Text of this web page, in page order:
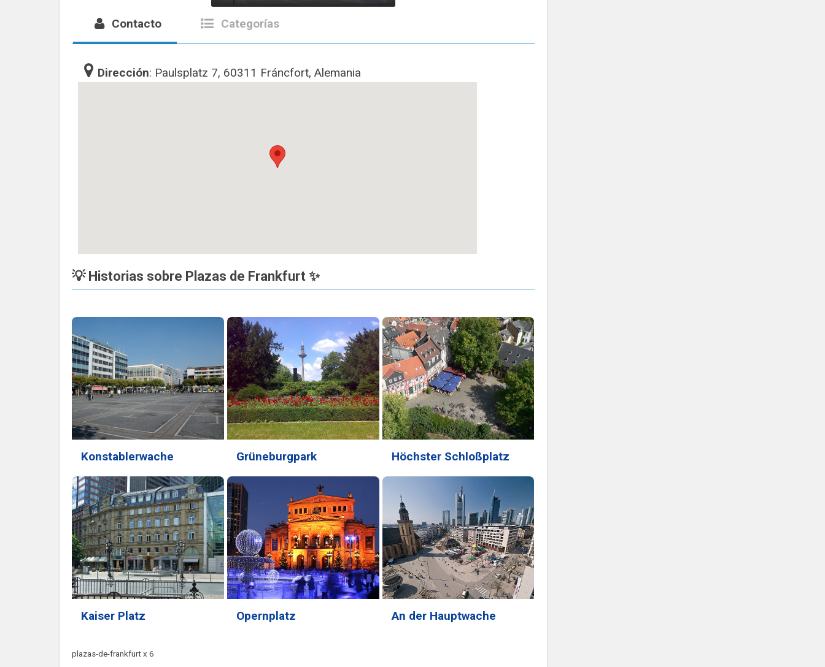
Contacto Categorías
Dirección: Paulsplatz 7, 60311 Fráncfort, Alemania
💡 Historias sobre Plazas de Frankfurt ✨
Konstablerwache Grüneburgpark Höchster Schloßplatz
Kaiser Platz Opernplatz An der Hauptwache
plazas-de-frankfurt x 6